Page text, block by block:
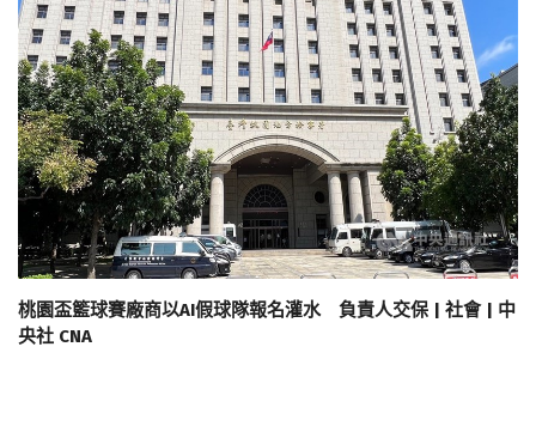
桃園盃籃球賽廠商以AI假球隊報名灌水 負責人交保 | 社會 | 中
央社 CNA